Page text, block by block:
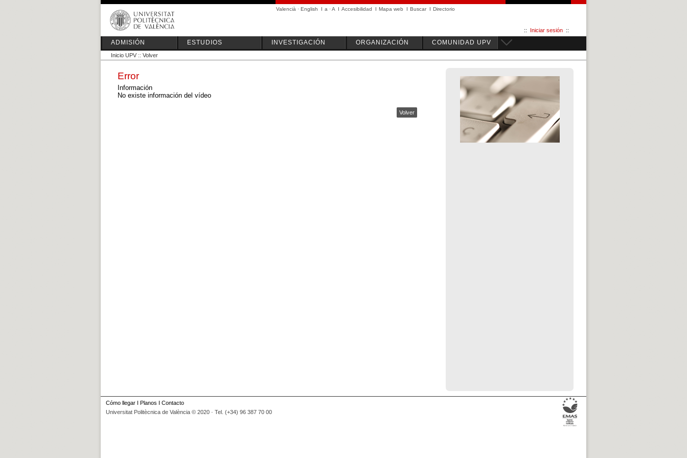
Valencià · English I a ·A I Accesibilidad I Mapa web I Buscar I Directorio
:: Iniciar sesión ::
ADMISIÓN ESTUDIOS INVESTIGACIÓN ORGANIZACIÓN COMUNIDAD UPV
Inicio UPV :: Volver
Error
Información
No existe información del vídeo
Volver
Cómo llegar I Planos I Contacto
Universitat Politècnica de València © 2020 · Tel. (+34) 96 387 70 00